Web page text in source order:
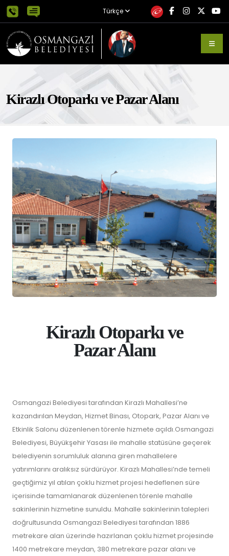
Türkçe
Kirazlı Otoparkı ve Pazar Alanı
Kirazlı Otoparkı ve
Pazar Alanı
Osmangazi Belediyesi tarafından Kirazlı Mahallesi’ne
kazandırılan Meydan, Hizmet Binası, Otopark, Pazar Alanı ve
Etkinlik Salonu düzenlenen törenle hizmete açıldı.Osmangazi
Belediyesi, Büyükşehir Yasası ile mahalle statüsüne geçerek
belediyenin sorumluluk alanına giren mahallelere
yatırımlarını aralıksız sürdürüyor. Kirazlı Mahallesi’nde temeli
geçtiğimiz yıl atılan çoklu hizmet projesi hedeflenen süre
içerisinde tamamlanarak düzenlenen törenle mahalle
sakinlerinin hizmetine sunuldu. Mahalle sakinlerinin talepleri
doğrultusunda Osmangazi Belediyesi tarafından 1886
metrekare alan üzerinde hazırlanan çoklu hizmet projesinde
1400 metrekare meydan, 380 metrekare pazar alanı ve